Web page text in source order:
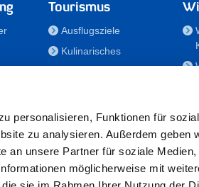
personalisieren, Funktionen für
zu analysieren. Außerdem geben
an unsere Partner für soziale Medien,
möglicherweise mit
Tourismus
Ausflugsziele
Kulinarisches
Veranstaltungen